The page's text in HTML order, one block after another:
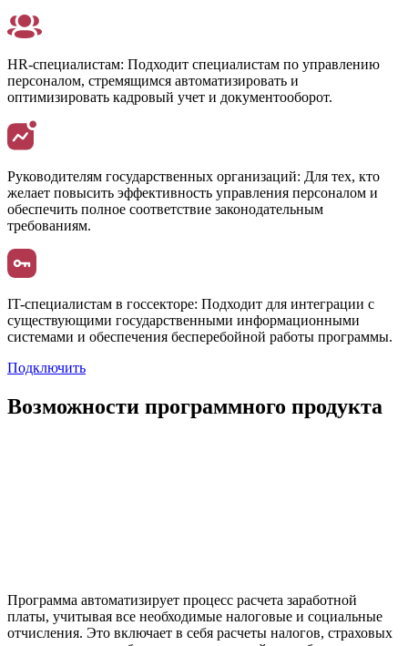
HR-специалистам: Подходит специалистам по управлению
персоналом, стремящимся автоматизировать и
оптимизировать кадровый учет и документооборот.
Руководителям государственных организаций: Для тех, кто
желает повысить эффективность управления персоналом и
обеспечить полное соответствие законодательным
требованиям.
IT-специалистам в госсекторе: Подходит для интеграции с
существующими государственными информационными
системами и обеспечения бесперебойной работы программы.
Подключить
Возможности программного продукта
Программа автоматизирует процесс расчета заработной
платы, учитывая все необходимые налоговые и социальные
отчисления. Это включает в себя расчеты налогов, страховых